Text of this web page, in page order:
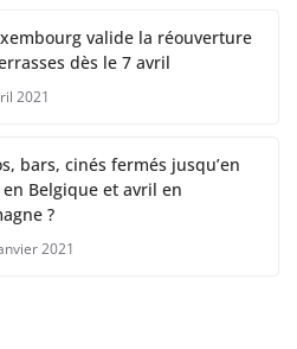
valide la réouverture
dès le 7 avril
2021
bars, cinés fermés jusqu’en
Belgique et avril en
?
2021